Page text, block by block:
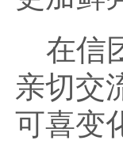
在信
亲切交
可喜变